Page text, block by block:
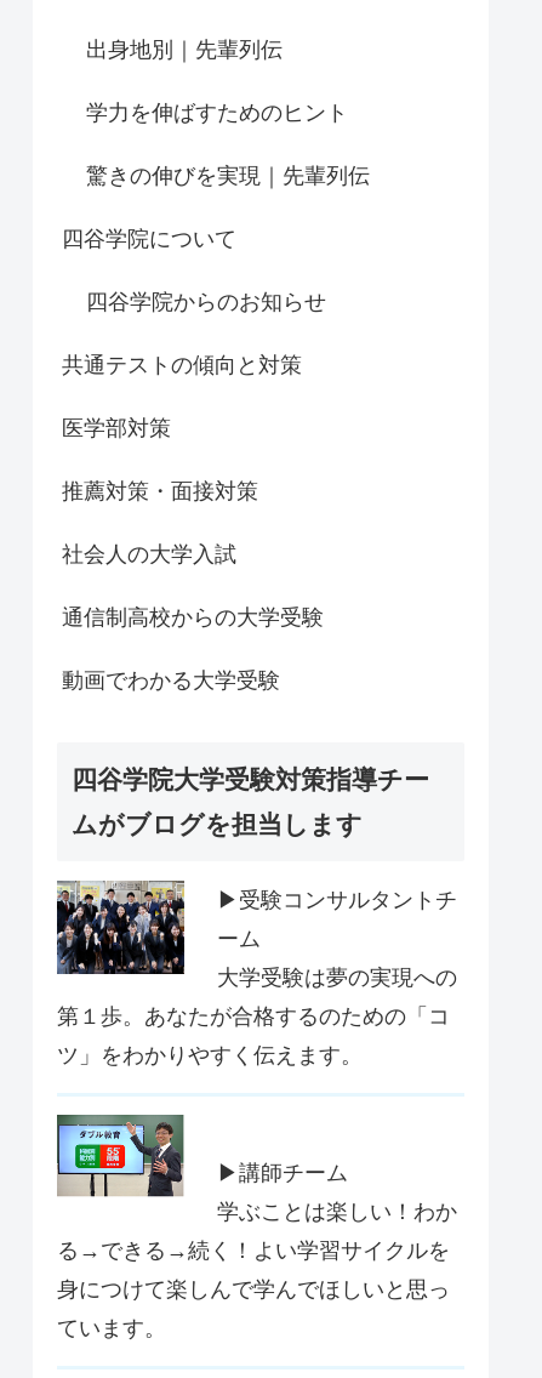
出身地別｜先輩列伝
学力を伸ばすためのヒント
驚きの伸びを実現｜先輩列伝
四谷学院について
四谷学院からのお知らせ
共通テストの傾向と対策
医学部対策
推薦対策・面接対策
社会人の大学入試
通信制高校からの大学受験
動画でわかる大学受験
四谷学院大学受験対策指導チー
ムがブログを担当します
▶受験コンサルタントチ
ーム
大学受験は夢の実現への
第１歩。あなたが合格するのための「コ
ツ」をわかりやすく伝えます。
▶講師チーム
学ぶことは楽しい！わか
る→できる→続く！よい学習サイクルを
身につけて楽しんで学んでほしいと思っ
ています。